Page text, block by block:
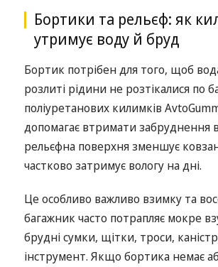
Бортики та рельєф: як
утримує воду й бруд
Бортик потрібен для того, щоб
розлиті рідини не розтікалися по
поліуретанових килимків
допомагає втримати забруднення
рельєфна поверхня зменшує
частково затримує вологу на дні.
Це особливо важливо взимку та
багажник часто потрапляє мокре
брудні сумки, щітки, троси,
інструмент. Якщо бортика немає